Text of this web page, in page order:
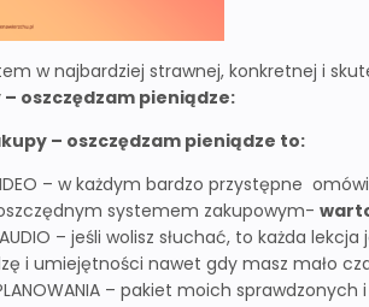
w najbardziej strawnej, konkretnej i
oszczędzam pieniądze:
– oszczędzam pieniądze to:
– w każdym bardzo przystępne
systemem zakupowym-
AUDIO – jeśli wolisz słuchać, to każda
i umiejętności nawet gdy masz mało
– pakiet moich